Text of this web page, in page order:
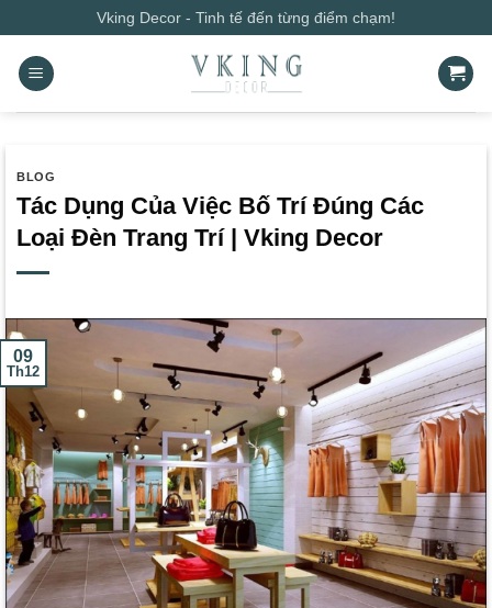
qua
nội
dung
Vking Decor - Tinh tế đến từng điểm chạm!
BLOG
Tác Dụng Của Việc Bố Trí Đúng Các
Loại Đèn Trang Trí | Vking Decor
09
Th12